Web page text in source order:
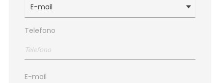
E-mail
Telefono
E-mail